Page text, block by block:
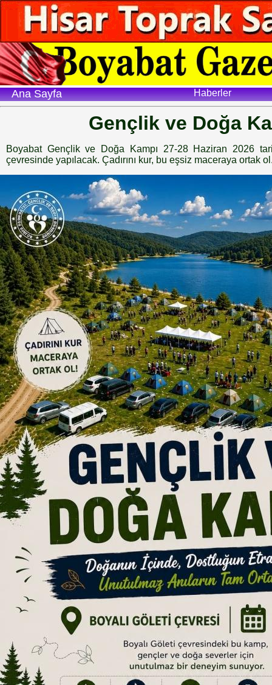
Haberler
Ana Sayfa
Gençlik ve Doğa
Boyabat Gençlik ve Doğa Kampı 27-28 Haziran 2026
çevresinde yapılacak. Çadırını kur, bu eşsiz maceraya ortak